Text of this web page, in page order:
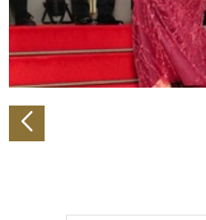
personalisieren, Funktionen
zu können und die Zugriffe
analysieren. Außerdem
Verwendung unserer
Partner führen diese
weiteren Daten zusammen,